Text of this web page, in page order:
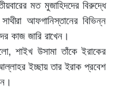
মত মুজাহিদদের বিরুদ্ধে
আফগানিস্তানের বিভিন্ন
কাজ জারি রাখেন।
শাইখ উসামা তাঁকে ইরাকের
ইচ্ছায় তার ইরাক প্রবেশ